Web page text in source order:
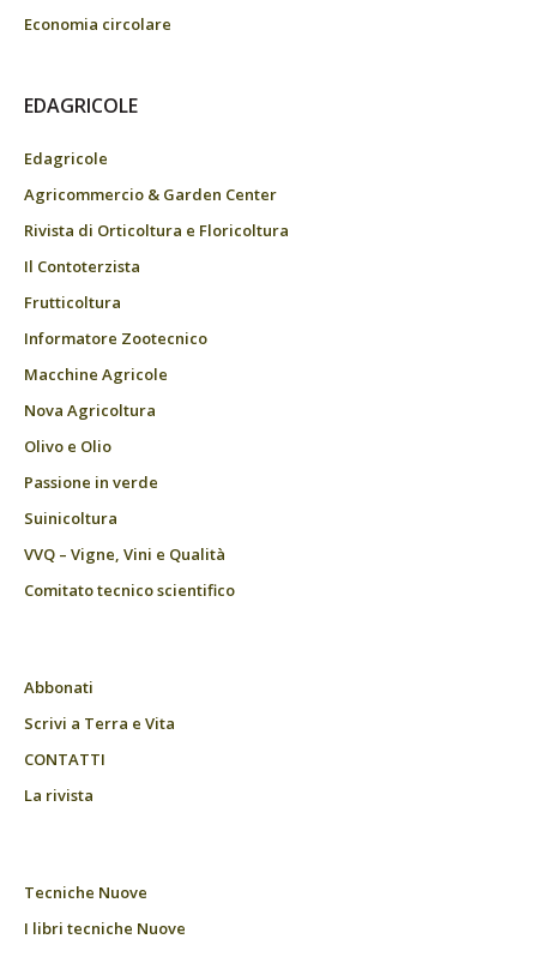
Economia circolare
EDAGRICOLE
Edagricole
Agricommercio & Garden Center
Rivista di Orticoltura e Floricoltura
Il Contoterzista
Frutticoltura
Informatore Zootecnico
Macchine Agricole
Nova Agricoltura
Olivo e Olio
Passione in verde
Suinicoltura
VVQ – Vigne, Vini e Qualità
Comitato tecnico scientifico
Abbonati
Scrivi a Terra e Vita
CONTATTI
La rivista
Tecniche Nuove
I libri tecniche Nuove